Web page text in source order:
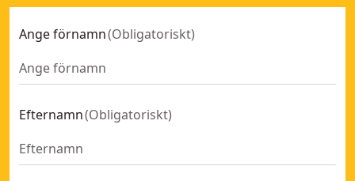
Ange förnamn(Obligatoriskt)
Efternamn(Obligatoriskt)